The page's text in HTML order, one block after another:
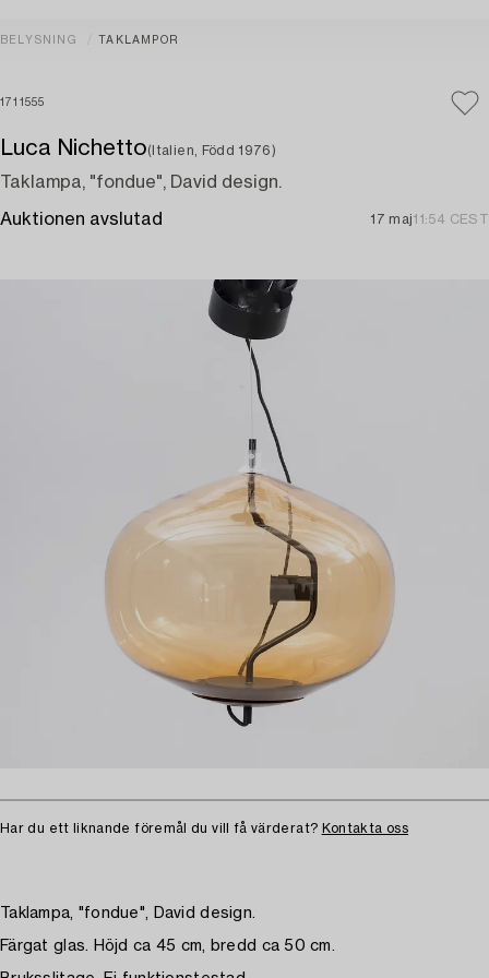
BELYSNING TAKLAMPOR
1711555
Luca Nichetto(Italien, Född 1976)
Taklampa, "fondue", David design.
Auktionen avslutad 17 maj11:54 CEST
Har du ett liknande föremål du vill få värderat? Kontakta oss
Taklampa, "fondue", David design.
Färgat glas. Höjd ca 45 cm, bredd ca 50 cm.